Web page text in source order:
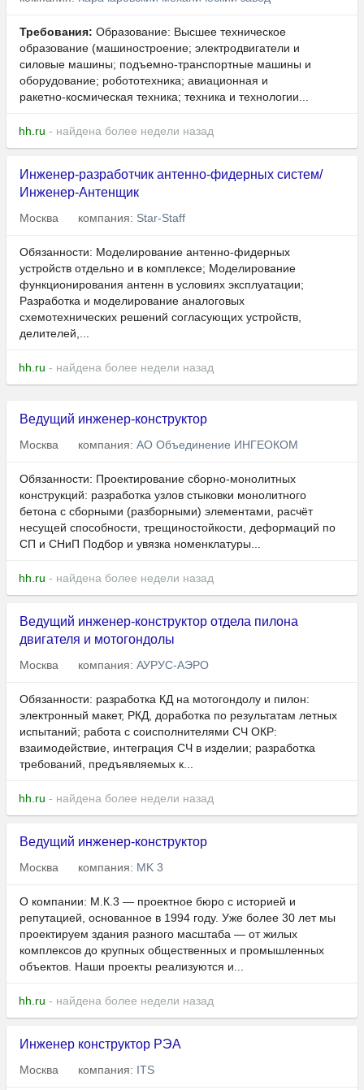
Требования: Образование: Высшее техническое
образование (машиностроение; электродвигатели и
силовые машины; подъемно-транспортные машины и
оборудование; робототехника; авиационная и
ракетно‑космическая техника; техника и технологии...
hh.ru - найдена более недели назад
Инженер-разработчик антенно-фидерных систем/
Инженер-Антенщик
Москва компания: Star-Staff
Обязанности: Моделирование антенно-фидерных
устройств отдельно и в комплексе; Моделирование
функционирования антенн в условиях эксплуатации;
Разработка и моделирование аналоговых
схемотехнических решений согласующих устройств,
делителей,...
hh.ru - найдена более недели назад
Ведущий инженер-конструктор
Москва компания: АО Объединение ИНГЕОКОМ
Обязанности: Проектирование сборно‑монолитных
конструкций: разработка узлов стыковки монолитного
бетона с сборными (разборными) элементами, расчёт
несущей способности, трещиностойкости, деформаций по
СП и СНиП Подбор и увязка номенклатуры...
hh.ru - найдена более недели назад
Ведущий инженер-конструктор отдела пилона
двигателя и мотогондолы
Москва компания: АУРУС-АЭРО
Обязанности: разработка КД на мотогондолу и пилон:
электронный макет, РКД, доработка по результатам летных
испытаний; работа с соисполнителями СЧ ОКР:
взаимодействие, интеграция СЧ в изделии; разработка
требований, предъявляемых к...
hh.ru - найдена более недели назад
Ведущий инженер-конструктор
Москва компания: MK 3
О компании: М.К.3 — проектное бюро с историей и
репутацией, основанное в 1994 году. Уже более 30 лет мы
проектируем здания разного масштаба — от жилых
комплексов до крупных общественных и промышленных
объектов. Наши проекты реализуются и...
hh.ru - найдена более недели назад
Инженер конструктор РЭА
Москва компания: ITS